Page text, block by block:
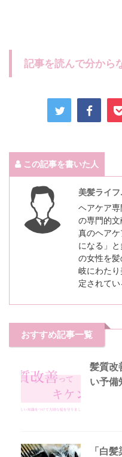
記事を読んで分から
この記事を書いた人
美髪ライ
ヘアケア
の専門的文
真のヘア
になる」
の女性を
岐にわた
定されてい
おすすめ記事一覧
髪質改
い予備
「白